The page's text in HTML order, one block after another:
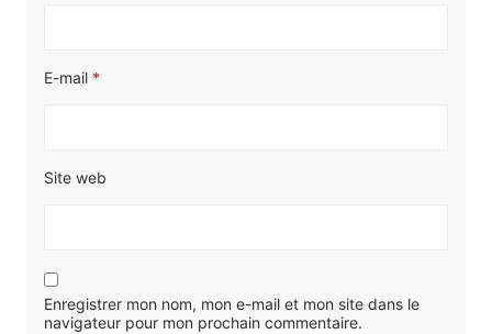
E-mail *
Site web
Enregistrer mon nom, mon e-mail et mon site dans le
navigateur pour mon prochain commentaire.